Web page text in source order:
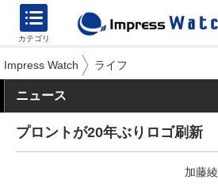
カテゴリ
Impress Watch ライフ
ニュース
プロントが20年ぶりロゴ刷新
加藤綾